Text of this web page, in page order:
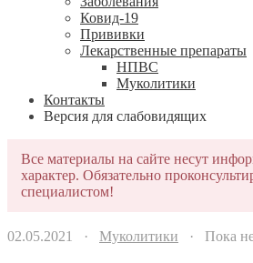
Ковид-19
Прививки
Лекарственные препараты
НПВС
Муколитики
Контакты
Версия для слабовидящих
Все материалы на сайте несут
характер. Обязательно
специалистом!
02.05.2021 · Муколитики · Пока